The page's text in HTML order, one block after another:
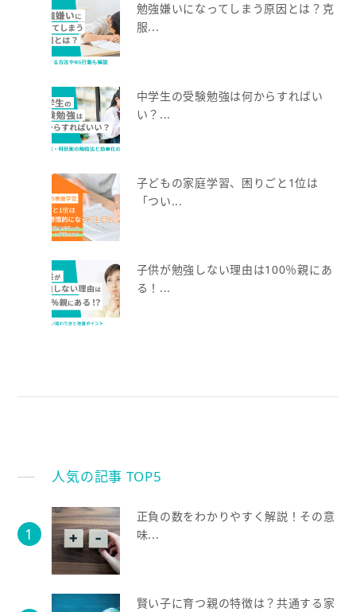
勉強嫌いになってしまう原因とは？克
服...
中学生の受験勉強は何からすればい
い？...
子どもの家庭学習、困りごと1位は
「つい...
子供が勉強しない理由は100％親にあ
る！...
人気の記事 TOP5
正負の数をわかりやすく解説！その意
味...
賢い子に育つ親の特徴は？共通する家